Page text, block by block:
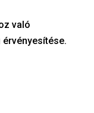
való